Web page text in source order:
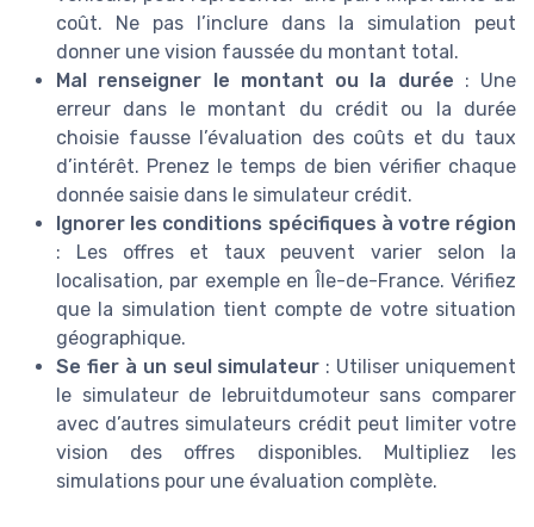
coût. Ne pas l’inclure dans la simulation peut
donner une vision faussée du montant total.
Mal renseigner le montant ou la durée : Une
erreur dans le montant du crédit ou la durée
choisie fausse l’évaluation des coûts et du taux
d’intérêt. Prenez le temps de bien vérifier chaque
donnée saisie dans le simulateur crédit.
Ignorer les conditions spécifiques à votre région
: Les offres et taux peuvent varier selon la
localisation, par exemple en Île-de-France. Vérifiez
que la simulation tient compte de votre situation
géographique.
Se fier à un seul simulateur : Utiliser uniquement
le simulateur de lebruitdumoteur sans comparer
avec d’autres simulateurs crédit peut limiter votre
vision des offres disponibles. Multipliez les
simulations pour une évaluation complète.